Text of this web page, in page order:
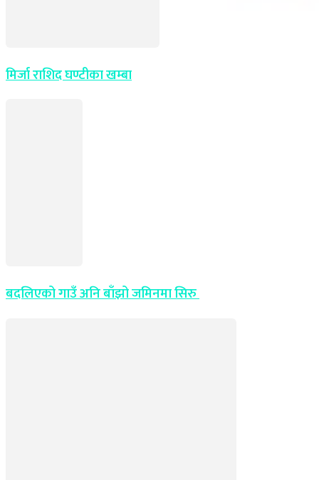
मिर्जा राशिद घण्टीका खम्बा
बदलिएको गाउँ अनि बाँझो जमिनमा सिरु